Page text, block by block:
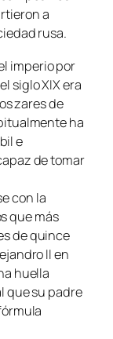
a
rusa.
imperio por
siglo XIX era
zares de
ha
e
de tomar
con la
que más
de quince
II en
huella
que su padre